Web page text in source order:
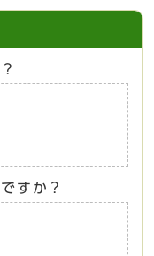
すか？